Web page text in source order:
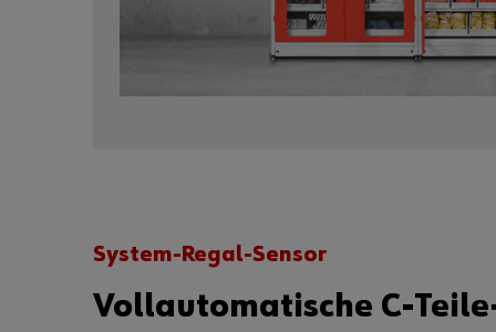
System-Regal-Sensor
Vollautomatische C-